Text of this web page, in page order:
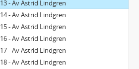
13 - Av Astrid Lindgren
14 - Av Astrid Lindgren
15 - Av Astrid Lindgren
16 - Av Astrid Lindgren
17 - Av Astrid Lindgren
18 - Av Astrid Lindgren